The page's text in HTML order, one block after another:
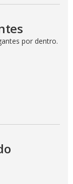
por dentro.